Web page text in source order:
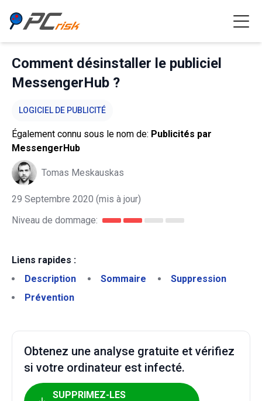
Comment désinstaller le publiciel
MessengerHub ?
LOGICIEL DE PUBLICITÉ
Également connu sous le nom de: Publicités par
MessengerHub
Tomas Meskauskas
29 Septembre 2020 (mis à jour)
Niveau de dommage:
Liens rapides :
Description
Sommaire
Suppression
Prévention
Obtenez une analyse gratuite et vérifiez
si votre ordinateur est infecté.
SUPPRIMEZ-LES